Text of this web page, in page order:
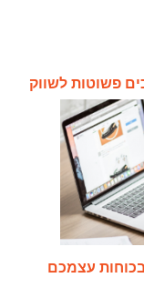
פשוטות לשווק
עצמכם